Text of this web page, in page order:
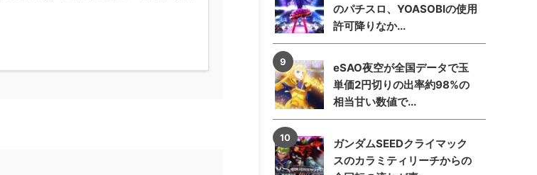
のパチスロ、YOASOBIの使用
許可降りなか...
eSAO夜空が全国データで玉
単価2円切りの出率約98%の
相当甘い数値で...
ガンダムSEEDクライマック
スのカラミティリーチからの